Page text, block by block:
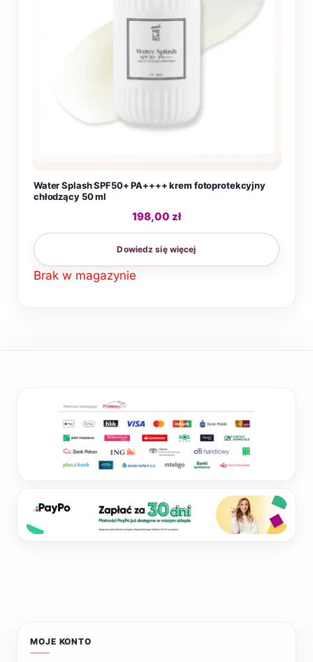
Water Splash SPF50+ PA++++ krem fotoprotekcyjny
chłodzący 50 ml
198,00 zł
Dowiedz się więcej
Brak w magazynie
MOJE KONTO